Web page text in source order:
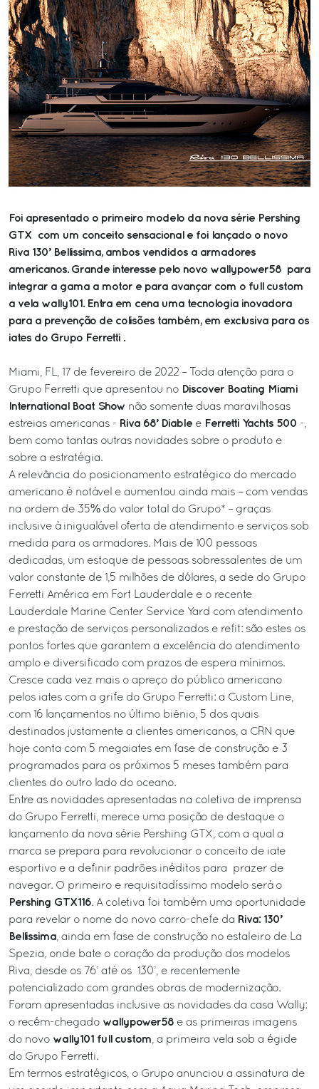
Foi apresentado o primeiro modelo da nova série Pershing
GTX com um conceito sensacional e foi lançado o novo
Riva 130’ Bellissima, ambos vendidos a armadores
americanos. Grande interesse pelo novo wallypower58 para
integrar a gama a motor e para avançar com o full custom
a vela wally101. Entra em cena uma tecnologia inovadora
para a prevenção de colisões também, em exclusiva para os
iates do Grupo Ferretti .
Miami, FL, 17 de fevereiro de 2022 – Toda atenção para o
Grupo Ferretti que apresentou no Discover Boating Miami
International Boat Show não somente duas maravilhosas
estreias americanas - Riva 68’ Diable e Ferretti Yachts 500 -,
bem como tantas outras novidades sobre o produto e
sobre a estratégia.
A relevância do posicionamento estratégico do mercado
americano é notável e aumentou ainda mais – com vendas
na ordem de 35% do valor total do Grupo* – graças
inclusive à inigualável oferta de atendimento e serviços sob
medida para os armadores. Mais de 100 pessoas
dedicadas, um estoque de pessoas sobressalentes de um
valor constante de 1,5 milhões de dólares, a sede do Grupo
Ferretti América em Fort Lauderdale e o recente
Lauderdale Marine Center Service Yard com atendimento
e prestação de serviços personalizados e refit: são estes os
pontos fortes que garantem a excelência do atendimento
amplo e diversificado com prazos de espera mínimos.
Cresce cada vez mais o apreço do público americano
pelos iates com a grife do Grupo Ferretti: a Custom Line,
com 16 lançamentos no último biênio, 5 dos quais
destinados justamente a clientes americanos, a CRN que
hoje conta com 5 megaiates em fase de construção e 3
programados para os próximos 5 meses também para
clientes do outro lado do oceano.
Entre as novidades apresentadas na coletiva de imprensa
do Grupo Ferretti, merece uma posição de destaque o
lançamento da nova série Pershing GTX, com a qual a
marca se prepara para revolucionar o conceito de iate
esportivo e a definir padrões inéditos para prazer de
navegar. O primeiro e requisitadíssimo modelo será o
Pershing GTX116. A coletiva foi também uma oportunidade
para revelar o nome do novo carro-chefe da Riva: 130’
Bellissima , ainda em fase de construção no estaleiro de La
Spezia, onde bate o coração da produção dos modelos
Riva, desde os 76’ até os 130’, e recentemente
potencializado com grandes obras de modernização.
Foram apresentadas inclusive as novidades da casa Wally:
o recém-chegado wallypower58 e as primeiras imagens
do novo wally101 full custom , a primeira vela sob a égide
do Grupo Ferretti.
Em termos estratégicos, o Grupo anunciou a assinatura de